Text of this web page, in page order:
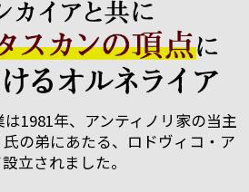
1981年、アンティノリ家の当主
の弟にあたる、ロドヴィコ・ア
立されました。